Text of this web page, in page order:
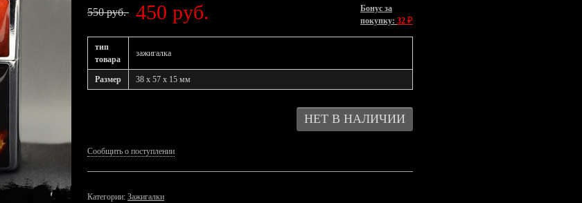
550 руб. 450 руб.
Бонус за
покупку: 32 ₽
тип
товара
зажигалка
Размер 38 x 57 x 15 мм
Сообщить о поступлении
Категории: Зажигалки